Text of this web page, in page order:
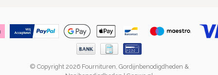
© Copyright 2026 Fournituren, Gordijnbenodigdheden &